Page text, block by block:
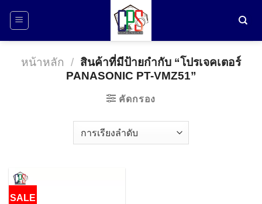
หน้าหลัก / สินค้าที่มีป้ายกำกับ “โปรเจคเตอร์
PANASONIC PT-VMZ51”
คัดกรอง
SALE